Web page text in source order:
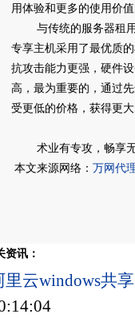
用体验和更多的使用价
与传统的服务器租用
专享主机采用了最优质
抗攻击能力更强，硬件
高，最为重要的，通过
受更低的价格，获得更
术业有专攻，畅享无
本文来源网络： 万网代
资讯：
里云windows共